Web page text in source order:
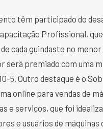
têm participado do
Profissional,
cada guindaste no
será premiado com uma
5. Outro destaque é o
online para vendas de
e serviços, que foi
e usuários de máquinas